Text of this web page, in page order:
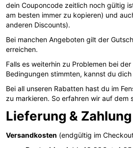
dein Couponcode zeitlich noch gültig
am besten immer zu kopieren) und
anderen Discounts).
Bei manchen Angeboten gilt der
erreichen.
Falls es weiterhin zu Problemen bei
Bedingungen stimmten, kannst du
Bei all unseren Rabatten hast du im
zu markieren. So erfahren wir auf dem
Lieferung &
Versandkosten (endgültig im